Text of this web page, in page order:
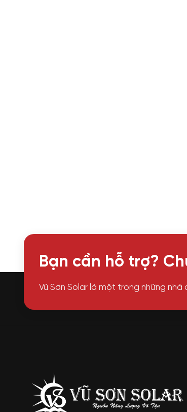
Bạn cần hỗ trợ?
Vũ Sơn Solar là một trong những